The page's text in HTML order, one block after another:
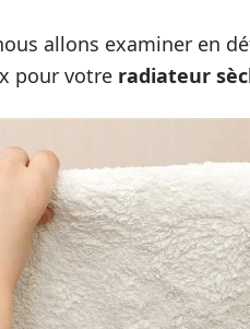
allons examiner en
pour votre radiateur